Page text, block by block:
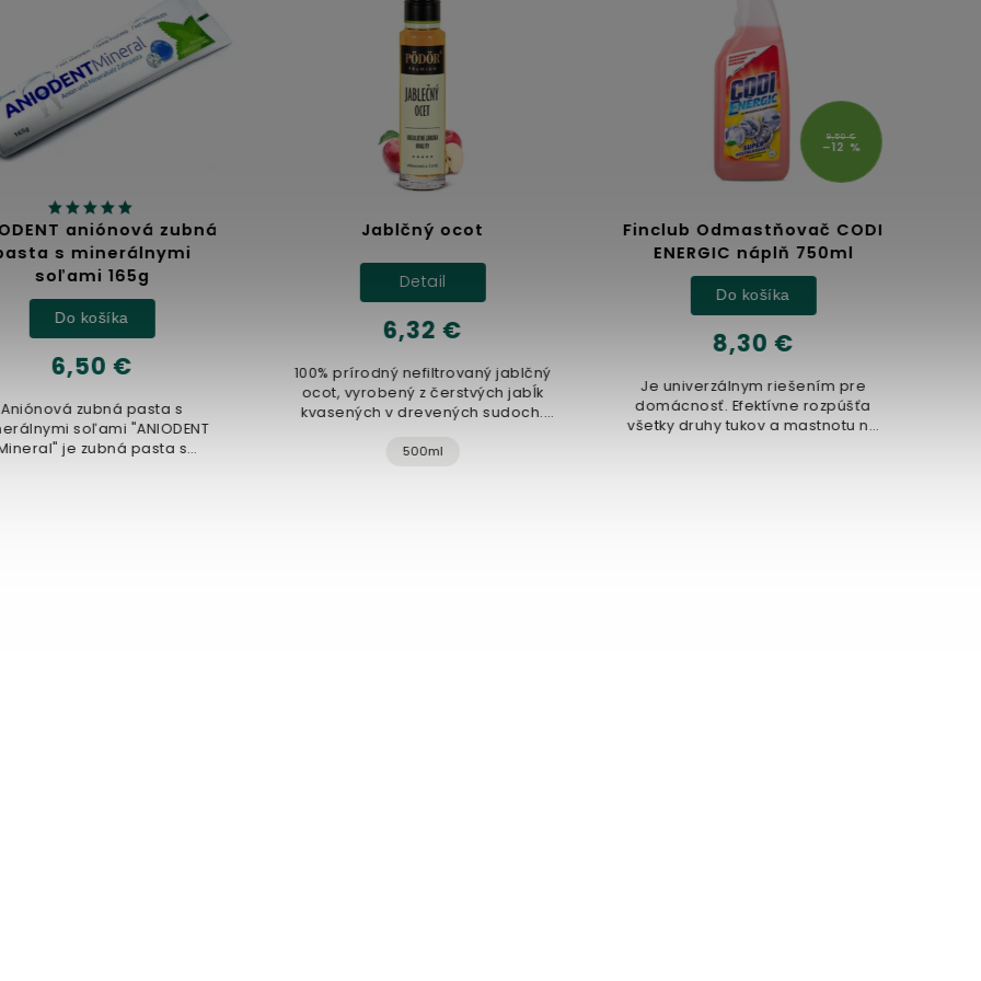
aniónová zubná
s minerálnymi
soľami 165g
6,50 €
Do košíka
zubná pasta s
soľami "ANIODENT
je zubná pasta s
Jablčný ocot
6,32 €
Detail
100% prírodný nefiltrovaný jablčný
ocot, vyrobený z čerstvých jabĺk
kvasených v drevených sudoch.
500ml
9,50 €
–12 %
Finclub Odmastňovač CODI
ENERGIC náplň 750ml
8,30 €
Do košíka
Je univerzálnym riešením pre
domácnosť. Efektívne rozpúšťa
všetky druhy tukov a mastnotu na